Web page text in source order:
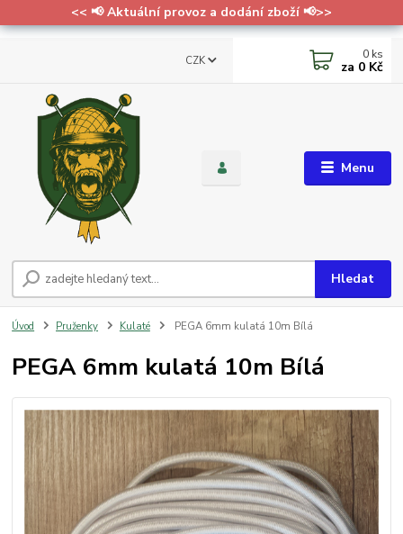
<< 📢 Aktuální provoz a dodání zboží 📢>>
Menu
CZK
Hledat
0 ks
za 0 Kč
Úvod Pruženky Kulaté PEGA 6mm kulatá 10m Bílá
PEGA 6mm kulatá 10m Bílá